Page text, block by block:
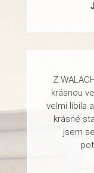
Z
krásnou
velmi líbila
krásné
jsem